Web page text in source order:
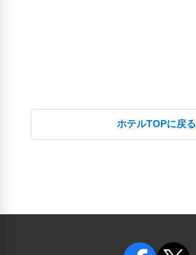
ホテルTOPに戻る